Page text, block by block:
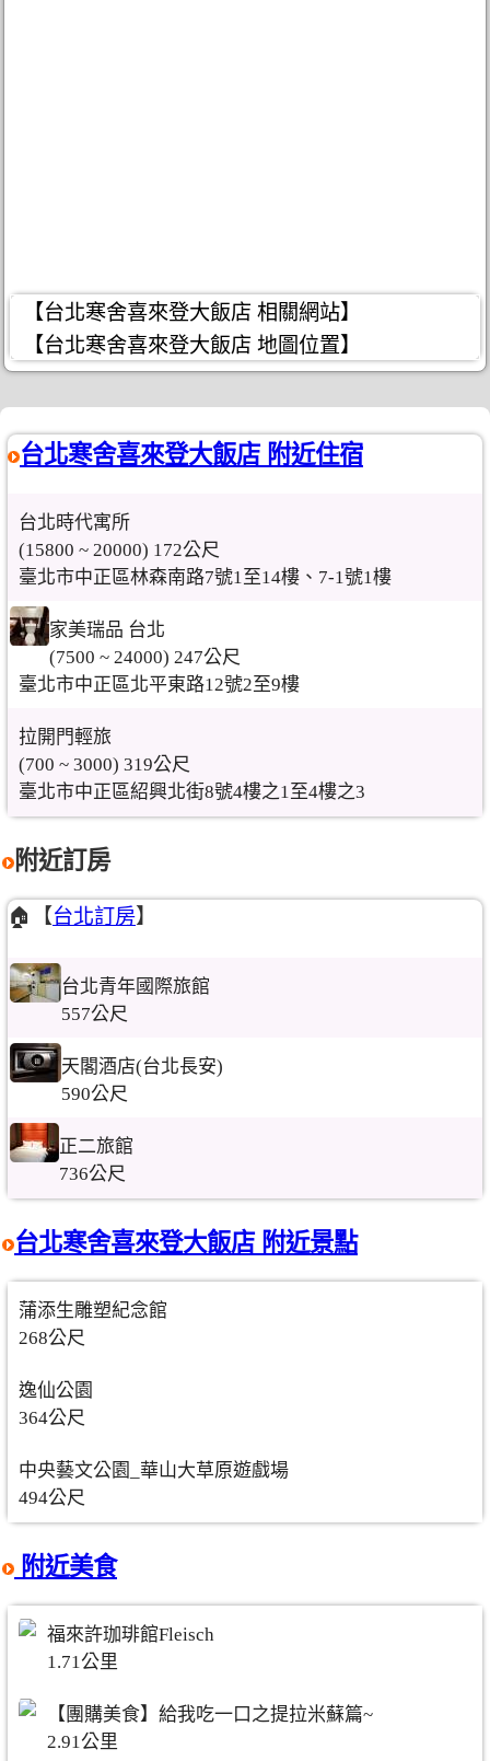
【台北寒舍喜來登大飯店 相關網站】
【台北寒舍喜來登大飯店 地圖位置】
台北寒舍喜來登大飯店 附近住宿
台北時代寓所
(15800 ~ 20000) 172公尺
臺北市中正區林森南路7號1至14樓、7-1號1樓
家美瑞品 台北
(7500 ~ 24000) 247公尺
臺北市中正區北平東路12號2至9樓
拉開門輕旅
(700 ~ 3000) 319公尺
臺北市中正區紹興北街8號4樓之1至4樓之3
附近訂房
🏠【台北訂房】
台北青年國際旅館
557公尺
天閣酒店(台北長安)
590公尺
正二旅館
736公尺
台北寒舍喜來登大飯店 附近景點
蒲添生雕塑紀念館
268公尺
逸仙公園
364公尺
中央藝文公園_華山大草原遊戲場
494公尺
附近美食
福來許珈琲館Fleisch
1.71公里
【團購美食】給我吃一口之提拉米蘇篇~
2.91公里